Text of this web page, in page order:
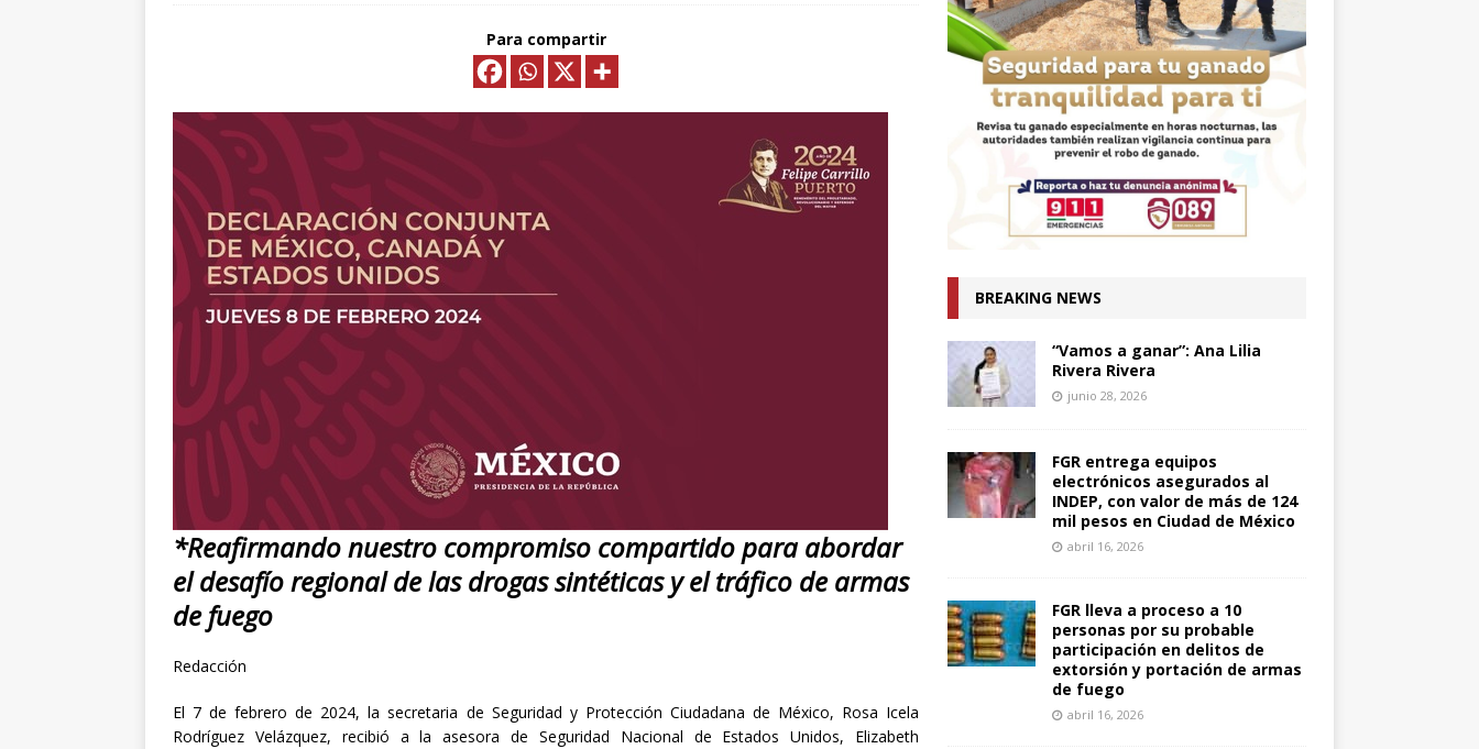
EN CRÉDITOS*
*PRESIDENTA CLAUDIA SHEINBAUM PRESENTA COMITÉ DE CIENTÍFICOS
CONVENCIONAL PARA FORTALECER LA SOBERANÍA ENERGÉTICA*
ECONOMÍA
[ abril 15, 2026 ]
Presenta Ray Vázquez iniciativa para proteger a mujeres de violencia
[ abril 13, 2026 ]
“ROSARIO CASTELLANOS” EN TEOLOCHOLCO
[ abril 30, 2024 ]
UNCATEGORIZED
Para compartir
*Reafirmando nuestro compromiso compartido para abordar
el desafío regional de las drogas sintéticas y el tráfico de armas
de fuego
Redacción
El 7 de febrero de 2024, la secretaria de Seguridad y Protección Ciudadana de México, Rosa Icela
Rodríguez Velázquez, recibió a la asesora de Seguridad Nacional de Estados Unidos, Elizabeth
BREAKING NEWS
“Vamos a ganar”: Ana Lilia
Rivera Rivera
junio 28, 2026
FGR entrega equipos
electrónicos asegurados al
INDEP, con valor de más de 124
mil pesos en Ciudad de México
abril 16, 2026
FGR lleva a proceso a 10
personas por su probable
participación en delitos de
extorsión y portación de armas
de fuego
abril 16, 2026